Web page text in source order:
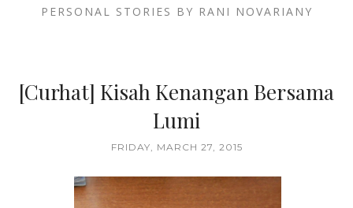
PERSONAL STORIES BY RANI NOVARIANY
[Curhat] Kisah Kenangan Bersama
Lumi
FRIDAY, MARCH 27, 2015